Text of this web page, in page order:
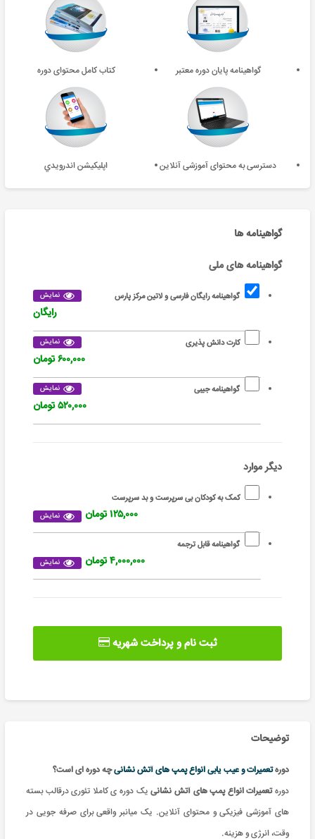
گواهینامه پایان دوره معتبر کتاب کامل محتوای دوره
دسترسی به محتوای آموزشی آنلاین اپليکيشن اندرويدي
گواهینامه ها
گواهینامه های ملی
گواهینامه رایگان فارسی و لاتین مرکز پارس نمایش
رایگان
کارت دانش پذیری نمایش
۶۰۰,۰۰۰ تومان
گواهینامه جیبی نمایش
۵۲۰,۰۰۰ تومان
دیگر موارد
کمک به کودکان بی سرپرست و بد سرپرست
نمایش ۱۲۵,۰۰۰ تومان
گواهینامه قابل ترجمه
نمایش ۴,۰۰۰,۰۰۰ تومان
ثبت نام و پرداخت شهریه
توضیحات
دورهتعمیرات و عیب یابی انواع پمپ های آتش نشانیچه دوره ای است؟
دورهتعمیرات انواع پمپ های آتش نشانی یک دوره ی کاملا تئوری درقالب بسته
های آموزشی فیزیکی و محتوای آنلاین. یک میانبر واقعی برای صرفه جویی در
وقت، انرژی و هزینه.